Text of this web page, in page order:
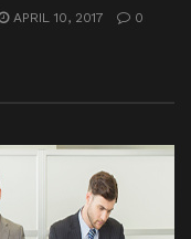
APRIL 10, 2017 0